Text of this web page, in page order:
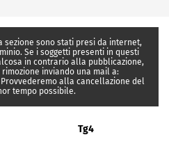
sezione sono stati presi da internet,
Se i soggetti presenti in questi
in contrario alla pubblicazione,
inviando una mail a:
alla cancellazione del
tempo possibile.
Tg4